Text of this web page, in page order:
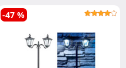
LED..
-47 %